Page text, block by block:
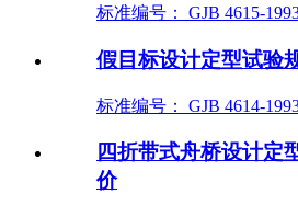
标准编号： GJB 4615-
假目标设计定型试验
标准编号： GJB 4614-
四折带式舟桥设计定
价